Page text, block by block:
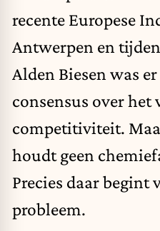
recente Europese
Antwerpen en
Alden Biesen was
consensus over het
competitiviteit.
houdt geen
Precies daar begint
probleem.